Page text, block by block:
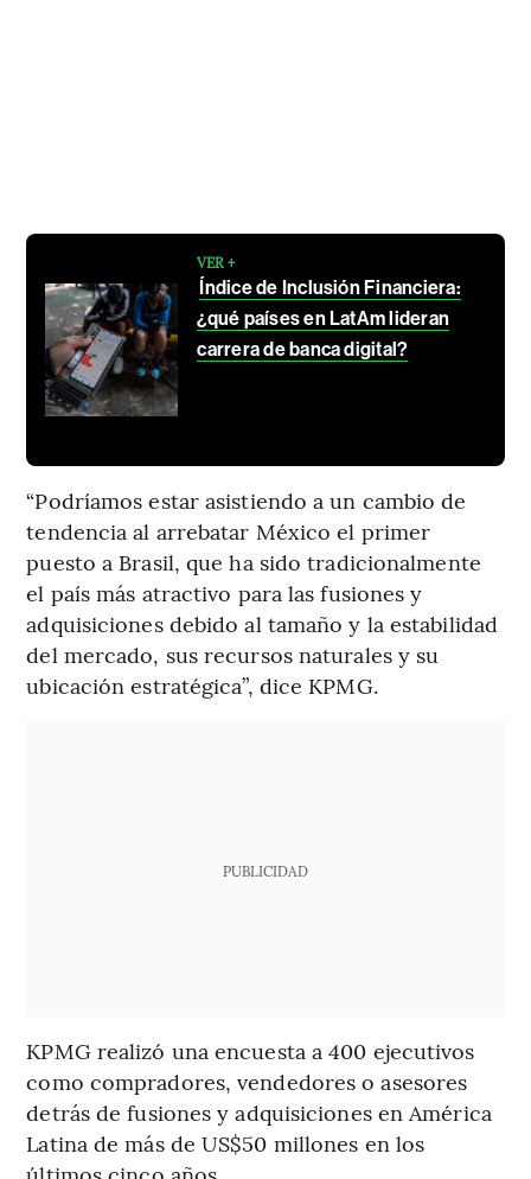
VER +
Índice de Inclusión Financiera:
¿qué países en LatAm lideran
carrera de banca digital?
“Podríamos estar asistiendo a un cambio de
tendencia al arrebatar México el primer
puesto a Brasil, que ha sido tradicionalmente
el país más atractivo para las fusiones y
adquisiciones debido al tamaño y la estabilidad
del mercado, sus recursos naturales y su
ubicación estratégica”, dice KPMG.
PUBLICIDAD
KPMG realizó una encuesta a 400 ejecutivos
como compradores, vendedores o asesores
detrás de fusiones y adquisiciones en América
Latina de más de US$50 millones en los